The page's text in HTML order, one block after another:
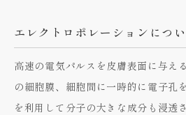
エレクトロポレーションにつ
高速の電気パルスを皮膚表面に与え
の細胞膜、細胞間に一時的に電子孔
を利用して分子の大きな成分も浸透